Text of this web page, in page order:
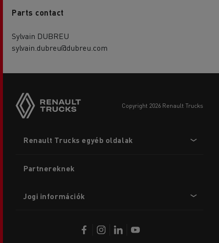
Parts contact
Sylvain DUBREU
sylvain.dubreu@dubreu.com
copyright 2026 Renault Trucks
menu
Renault Trucks egyéb oldalak
Partnereknek
Jogi információk